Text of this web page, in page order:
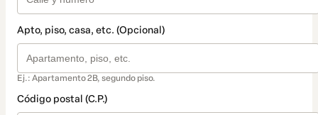
Apto, piso, casa, etc. (Opcional)
Ej.: Apartamento 2B, segundo piso.
Código postal (C.P.)